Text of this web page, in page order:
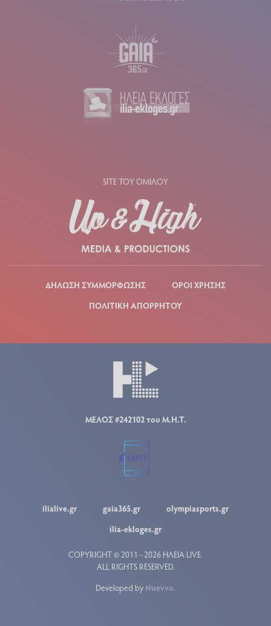
SITE ΤΟΥ ΟΜΙΛΟΥ
ΔΗΛΩΣΗ ΣΥΜΜΟΡΦΩΣΗΣ
ΟΡΟΙ ΧΡΗΣΗΣ
ΠΟΛΙΤΙΚΗ ΑΠΟΡΡΗΤΟΥ
ΜΕΛΟΣ #242102 του Μ.Η.Τ.
ilialive.gr gaia365.gr
olympiasports.gr
ilia-ekloges.gr
COPYRIGHT © 2011 - 2026 ΗΛΕΙΑ LIVE.
ALL RIGHTS RESERVED.
Developed by Nuevvo.